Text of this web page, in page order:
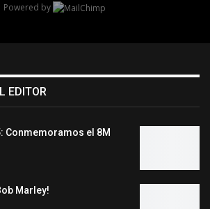
Powered by
EDITOR
Conmemoramos el 8M
Marley!